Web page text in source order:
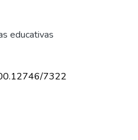
educativas
7322